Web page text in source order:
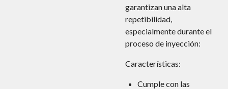
garantizan una alta
repetibilidad,
especialmente durante el
proceso de inyección:
Características:
Cumple con las